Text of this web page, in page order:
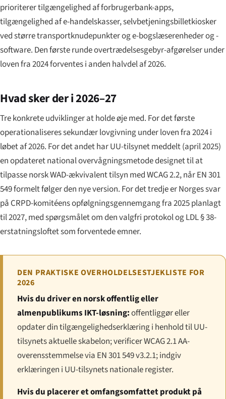
prioriterer tilgængelighed af forbrugerbank-apps,
tilgængelighed af e-handelskasser, selvbetjeningsbilletkiosker
ved større transportknudepunkter og e-bogslæserenheder og -
software. Den første runde overtrædelsesgebyr-afgørelser under
loven fra 2024 forventes i anden halvdel af 2026.
Hvad sker der i 2026–27
Tre konkrete udviklinger at holde øje med. For det første
operationaliseres sekundær lovgivning under loven fra 2024 i
løbet af 2026. For det andet har UU-tilsynet meddelt (april 2025)
en opdateret national overvågningsmetode designet til at
tilpasse norsk WAD-ækvivalent tilsyn med WCAG 2.2, når EN 301
549 formelt følger den nye version. For det tredje er Norges svar
på CRPD-komitéens opfølgningsgennemgang fra 2025 planlagt
til 2027, med spørgsmålet om den valgfri protokol og LDL § 38-
erstatningsloftet som forventede emner.
DEN PRAKTISKE OVERHOLDELSESTJEKLISTE FOR
2026
Hvis du driver en norsk offentlig eller
almenpublikums IKT-løsning:offentliggør eller
opdater din tilgængelighedserklæring i henhold til UU-
tilsynets aktuelle skabelon; verificer WCAG 2.1 AA-
overensstemmelse via EN 301 549 v3.2.1; indgiv
erklæringen i UU-tilsynets nationale register.
Hvis du placerer et omfangsomfattet produkt på